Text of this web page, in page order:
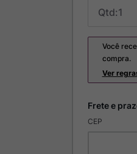
1
Você
compra.
Ver
CEP